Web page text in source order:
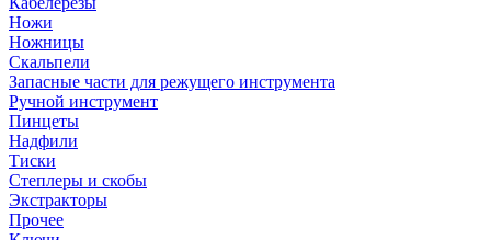
Ножи
Ножницы
Скальпели
Запасные части для режущего инструмента
Ручной инструмент
Пинцеты
Надфили
Тиски
Степлеры и скобы
Экстракторы
Прочее